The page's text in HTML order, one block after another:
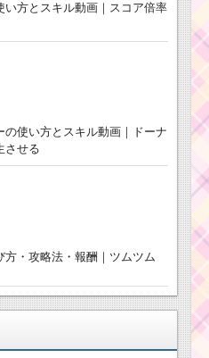
い方とスキル動画｜スコア倍率
の使い方とスキル動画｜ドーナ
させる
方・攻略法・報酬｜ツムツム